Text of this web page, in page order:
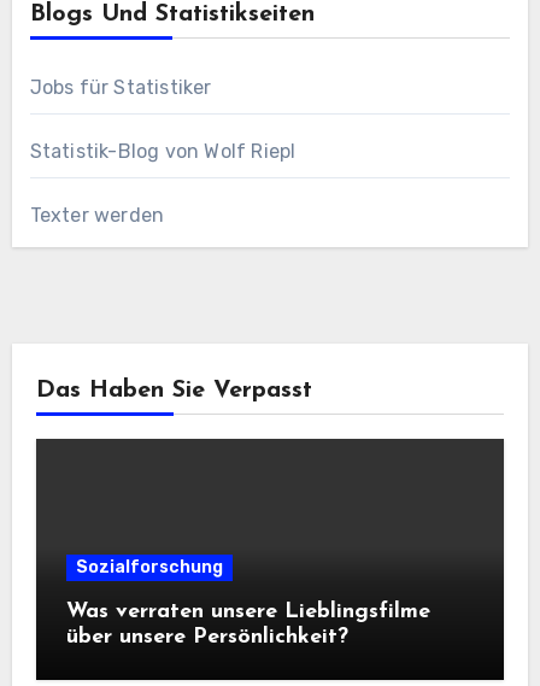
Blogs Und Statistikseiten
Jobs für Statistiker
Statistik-Blog von Wolf Riepl
Texter werden
Das Haben Sie Verpasst
Sozialforschung
Was verraten unsere Lieblingsfilme
über unsere Persönlichkeit?